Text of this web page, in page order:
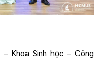
– Khoa Sinh học – Công